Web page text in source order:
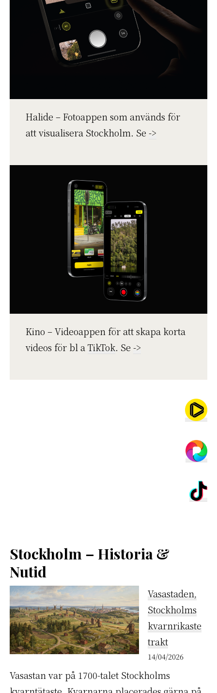
Halide – Fotoappen som används för
att visualisera Stockholm. Se ->
Kino – Videoappen för att skapa korta
videos för bl a TikTok. Se ->
Stockholm – Historia &
Nutid
Vasastaden,
Stockholms
kvarnrikaste
trakt
14/04/2026
Vasastan var på 1700-talet Stockholms